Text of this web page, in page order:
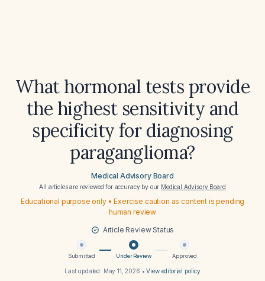
What hormonal tests provide
the highest sensitivity and
specificity for diagnosing
paraganglioma?
Medical Advisory Board
All articles are reviewed for accuracy by our Medical Advisory Board
Educational purpose only • Exercise caution as content is pending
human review
Article Review Status
Submitted Under Review Approved
Last updated: May 11, 2026 •View editorial policy